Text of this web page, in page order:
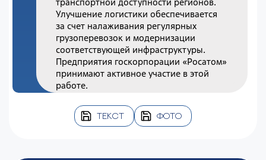
Улучшение логистики обеспечивается
за счет налаживания регулярных
грузоперевозок и модернизации
соответствующей инфраструктуры.
Предприятия госкорпорации «Росатом»
принимают активное участие в этой
работе.
ТЕКСТ ФОТО